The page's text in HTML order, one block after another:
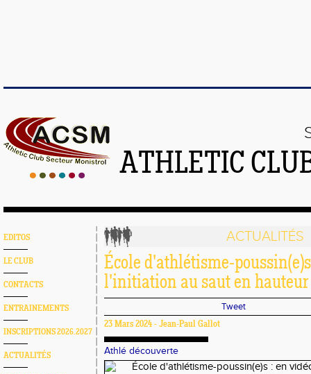
ATHLETIC
EDITOS
LE CLUB
CONTACTS
ENTRAINEMENTS
INSCRIPTIONS 2026.2027
ACTUALITÉS
ACTUALITÉS
École d'athlétisme-
l'initiation au saut en hauteur
Tweet
23 Mars 2024 - Jean-Paul Gallot
Athlé découverte